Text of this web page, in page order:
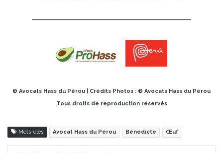
© Avocats Hass du Pérou | Crédits Photos : © Avocats Hass du Pérou
Tous droits de reproduction réservés
Mots-clés Avocat Hass du Pérou Bénédicte Œuf